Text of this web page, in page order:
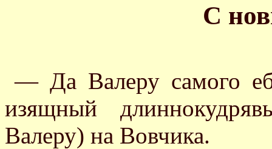
С
— Да Валеру самого
изящный
Валеру) на Вовчика.